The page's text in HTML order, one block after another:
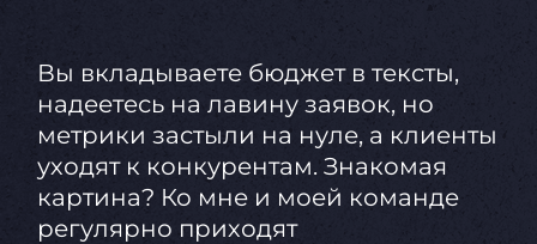
Вы вкладываете бюджет в тексты,
надеетесь на лавину заявок, но
метрики застыли на нуле, а клиенты
уходят к конкурентам. Знакомая
картина? Ко мне и моей команде
регулярно приходят